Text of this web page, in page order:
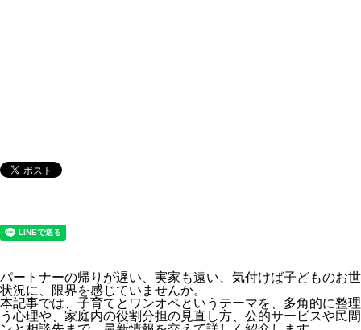
パートナーの帰りが遅い、実家も遠い、気付けば子どものお
状況に、限界を感じていませんか。
本記事では、子育てとワンオペというテーマを、多角的に整
う心理や、家庭内の役割分担の見直し方、公的サービスや民